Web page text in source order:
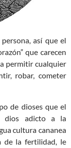
así que el
que carecen
permitir cualquier
robar, cometer
de dioses que el
dios adicto a la
cultura cananea
de la fertilidad, le